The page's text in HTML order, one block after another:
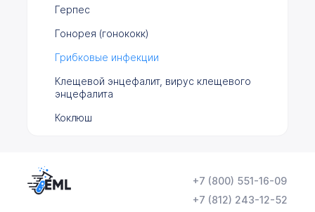
Герпес
Гонорея (гонококк)
Грибковые инфекции
Клещевой энцефалит, вирус клещевого
энцефалита
Коклюш
Паразитарные заболевания
+7 (800) 551-16-09
+7 (812) 243-12-52